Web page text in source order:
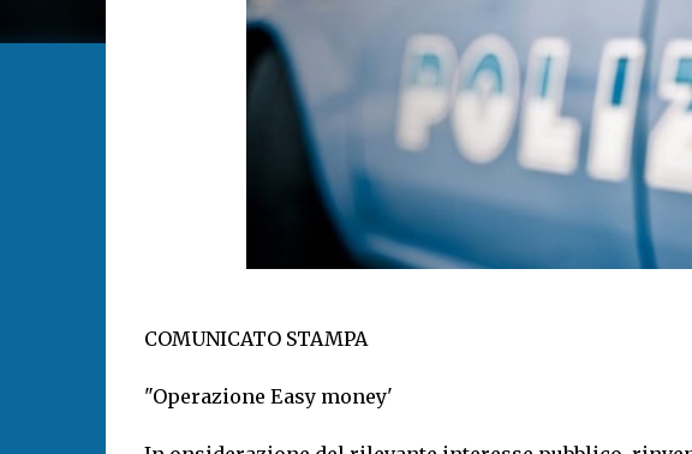
COMUNICATO STAMPA
"Operazione Easy money'